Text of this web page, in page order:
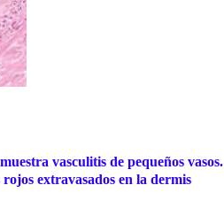
vasculitis de pequeños vasos.
extravasados en la dermis